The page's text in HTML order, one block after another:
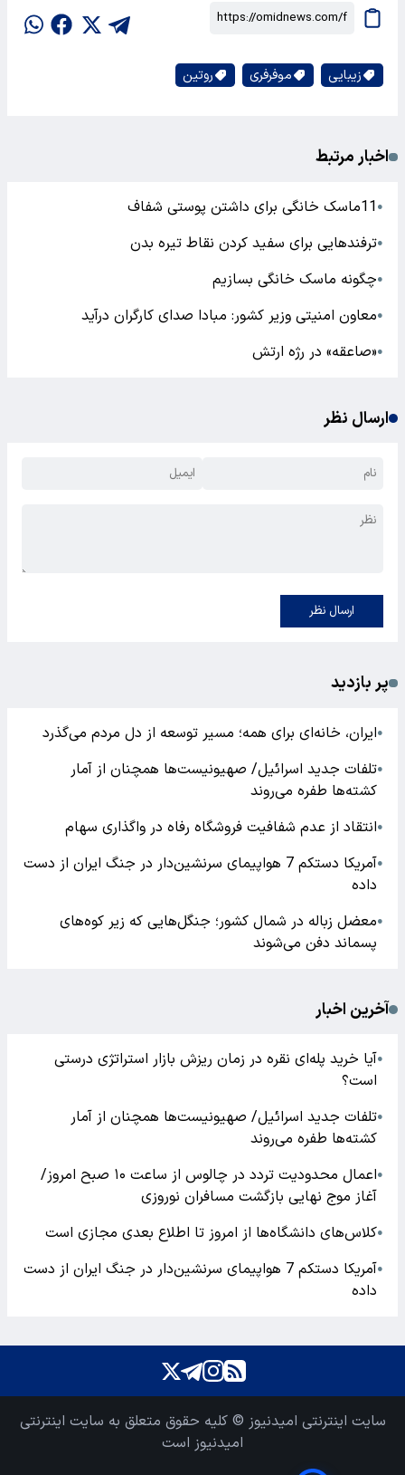
زیبایی موفرفری روتین
اخبار مرتبط
●11ماسک خانگی برای داشتن پوستی شفاف
●ترفندهایی برای سفید کردن نقاط تیره بدن
●چگونه ماسک خانگی بسازیم
●معاون امنیتی وزیر کشور: مبادا صدای کارگران درآید
●«صاعقه» در رژه ارتش
ارسال نظر
ارسال نظر
پر بازدید
●ایران، خانه‌ای برای همه؛ مسیر توسعه از دل مردم می‌گذرد
●تلفات جدید اسرائیل/ صهیونیست‌ها همچنان از آمار
کشته‌ها طفره می‌روند
●انتقاد از عدم شفافیت فروشگاه رفاه در واگذاری سهام
●
آمریکا دستکم 7 هواپیمای سرنشین‌دار در جنگ ایران از دست
داده
●معضل زباله در شمال کشور؛ جنگل‌هایی که زیر کوه‌های
پسماند دفن می‌شوند
آخرین اخبار
●آیا خرید پله‌ای نقره در زمان ریزش بازار استراتژی درستی
است؟
●تلفات جدید اسرائیل/ صهیونیست‌ها همچنان از آمار
کشته‌ها طفره می‌روند
●
اعمال محدودیت تردد در چالوس از ساعت ۱۰ صبح امروز/
آغاز موج نهایی بازگشت مسافران نوروزی
●کلاس‌های دانشگاه‌ها از امروز تا اطلاع بعدی مجازی است
●
آمریکا دستکم 7 هواپیمای سرنشین‌دار در جنگ ایران از دست
داده
سایت اینترنتی امیدنیوز © کلیه حقوق متعلق به سایت اینترنتی
امیدنیوز است